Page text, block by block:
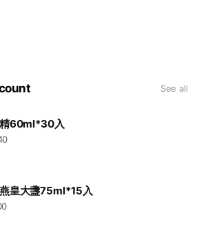
See all
60ml*30入
皇大盞75ml*15入